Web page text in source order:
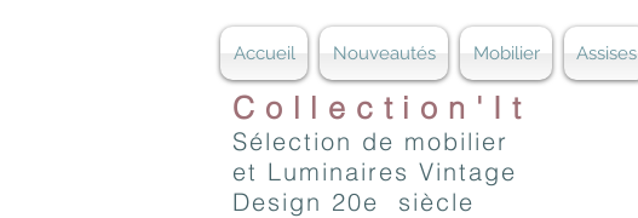
Accueil Nouveautés Mobilier Assises
Collection'It
Sélection de mobilier
et Luminaires Vintage
Design 20e siècle